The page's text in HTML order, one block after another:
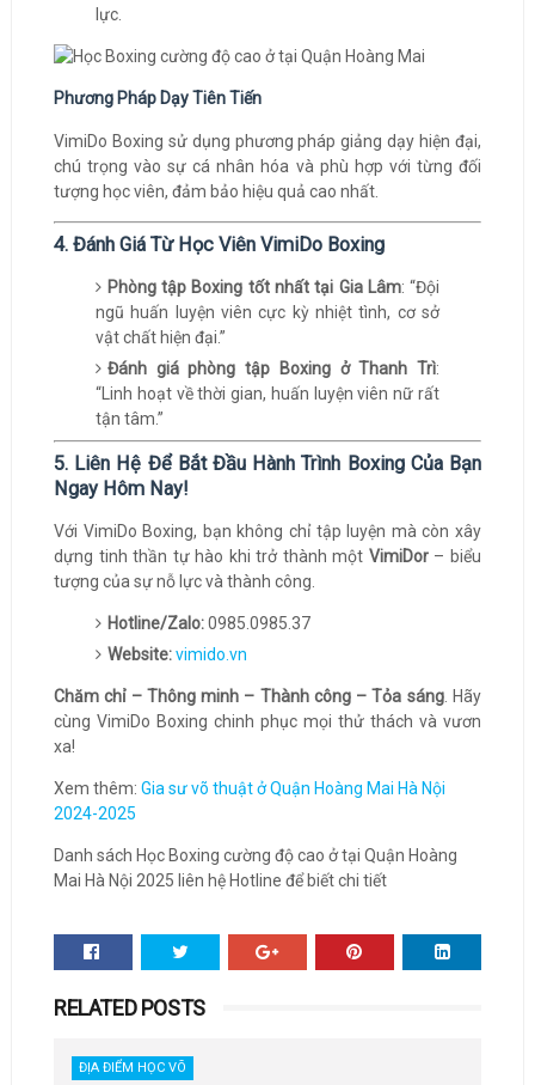
lực.
Phương Pháp Dạy Tiên Tiến
VimiDo Boxing sử dụng phương pháp giảng dạy hiện đại,
chú trọng vào sự cá nhân hóa và phù hợp với từng đối
tượng học viên, đảm bảo hiệu quả cao nhất.
4. Đánh Giá Từ Học Viên VimiDo Boxing
Phòng tập Boxing tốt nhất tại Gia Lâm: “Đội
ngũ huấn luyện viên cực kỳ nhiệt tình, cơ sở
vật chất hiện đại.”
Đánh giá phòng tập Boxing ở Thanh Trì:
“Linh hoạt về thời gian, huấn luyện viên nữ rất
tận tâm.”
5. Liên Hệ Để Bắt Đầu Hành Trình Boxing Của Bạn
Ngay Hôm Nay!
Với VimiDo Boxing, bạn không chỉ tập luyện mà còn xây
dựng tinh thần tự hào khi trở thành một VimiDor– biểu
tượng của sự nỗ lực và thành công.
Hotline/Zalo:0985.0985.37
Website:vimido.vn
Chăm chỉ – Thông minh – Thành công – Tỏa sáng. Hãy
cùng VimiDo Boxing chinh phục mọi thử thách và vươn
xa!
Xem thêm: Gia sư võ thuật ở Quận Hoàng Mai Hà Nội
2024-2025
Danh sách Học Boxing cường độ cao ở tại Quận Hoàng
Mai Hà Nội 2025 liên hệ Hotline để biết chi tiết
RELATED POSTS
ĐỊA ĐIỂM HỌC VÕ